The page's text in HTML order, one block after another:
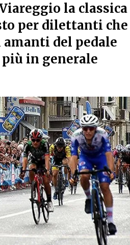
la classica
per dilettanti che
amanti del pedale
in generale